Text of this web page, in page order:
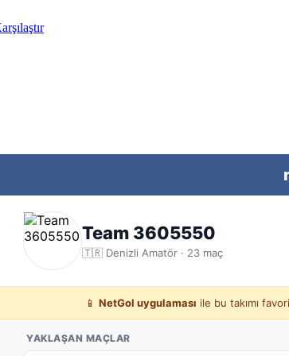
Team 3605550
🇹🇷 Denizli Amatör · 23 maç
📱 NetGol uygulaması ile bu takımı
YAKLAŞAN MAÇLAR